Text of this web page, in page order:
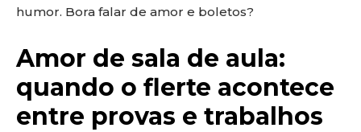
humor. Bora falar de amor e boletos?
Amor de sala de aula:
quando o flerte acontece
entre provas e trabalhos